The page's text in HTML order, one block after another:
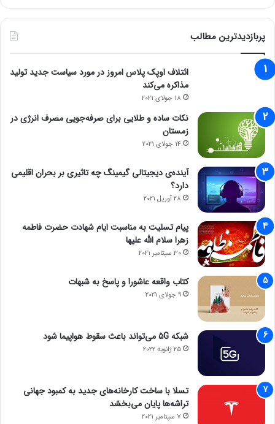
پربازدیدترین مطالب
ائتلاف اوپک پلاس امروز در مورد سیاست جدید تولید
مذاکره می‌کند
18 جولای 2021
نکات ساده و طلایی برای صرفه‌جویی مصرف انرژی در
زمستان
14 جولای 2021
آینده‌ی دیجیتالی گیمینگ چه تاثیری بر بحران اقلیمی
دارد؟
28 آوریل 2021
پیام تسلیت به مناسبت ایام شهادت حضرت فاطمه
زهرا سلام الله علیها
30 سپتامبر 2021
کتاب واقعه عاشورا و پاسخ به شبهات
9 جولای 2021
شبکه 5G می‌تواند باعث سقوط هواپیما شود
25 ژانویه 2022
تسلا با ساخت کارخانه‌های جدید به کمبود جهانی
تراشه‌ها پایان می‌بخشد
7 سپتامبر 2021